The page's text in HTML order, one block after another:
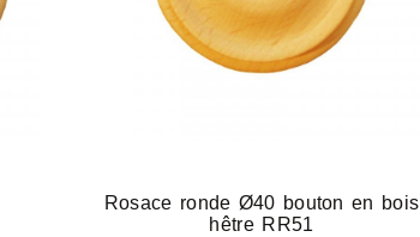
Rosace ronde Ø40 bouton en bois
hêtre RR51